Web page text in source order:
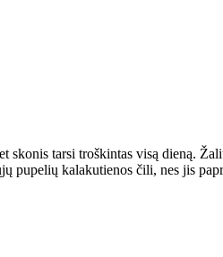
skonis tarsi troškintas visą dieną.
pupelių kalakutienos čili, nes jis